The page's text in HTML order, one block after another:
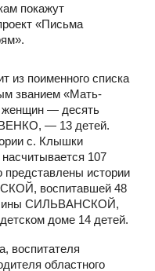
покажут
«Письма
из поименного списка
званием «Мать-
женщин — десять
— 13 детей.
с. Клышки
107
истории
воспитавшей 48
СИЛЬВАНСКОЙ,
доме 14 детей.
воспитателя
областного